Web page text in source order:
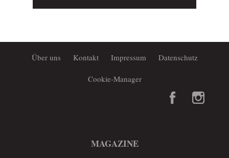
Über uns Kontakt Impressum Datenschutz
Cookie-Manager
MAGAZINE